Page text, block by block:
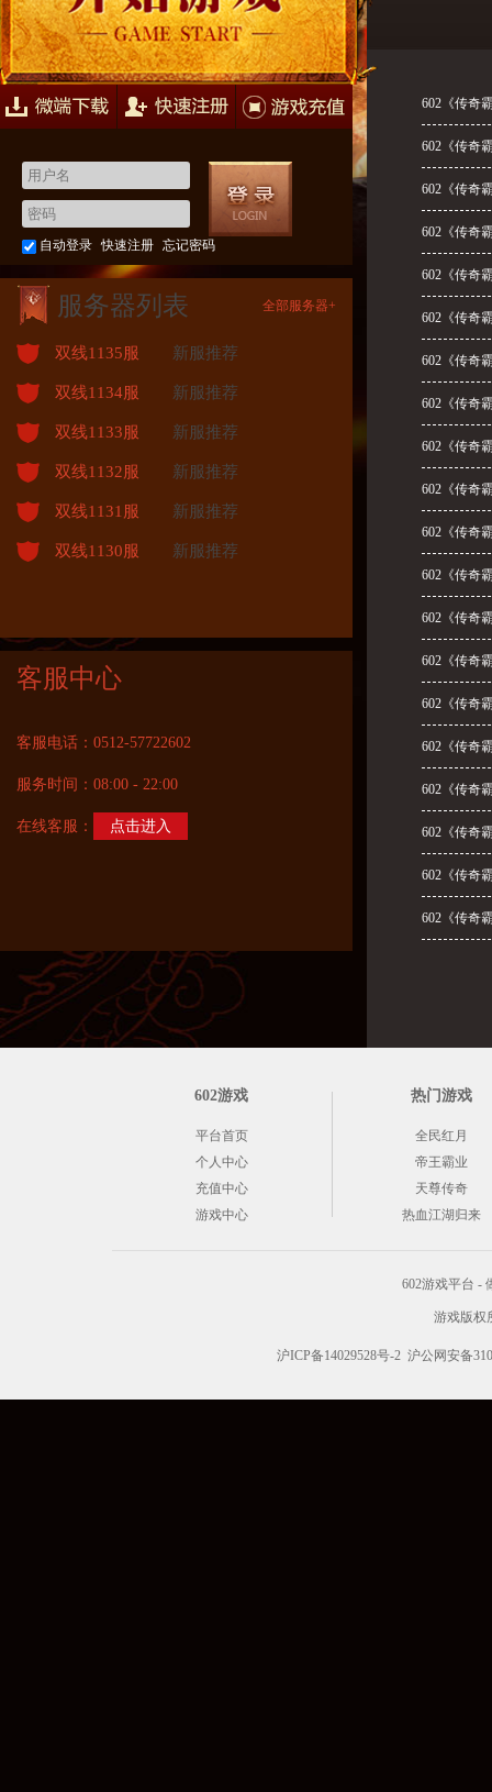
快速注册 游戏充值
自动登录 快速注册 忘记密码
服务器列表 全部服务器+
双线1135服 新服推荐
双线1134服 新服推荐
双线1133服 新服推荐
双线1132服 新服推荐
双线1131服 新服推荐
双线1130服 新服推荐
客服中心
客服电话：0512-57722602
服务时间：08:00 - 22:00
在线客服： 点击进入
602《传奇
602《传奇
602《传奇
602《传奇
602《传奇
602《传奇
602《传奇
602《传奇
602《传奇
602《传奇
602《传奇
602《传奇
602《传奇
602《传奇
602《传奇
602《传奇
602《传奇
602《传奇
602《传奇
602《传奇
602游戏
平台首页
个人中心
充值中心
游戏中心
热门游戏
全民红月
帝王霸业
天尊传奇
热血江湖归来
602游戏平台 -
游戏版权
沪ICP备14029528号-2 沪公网安备